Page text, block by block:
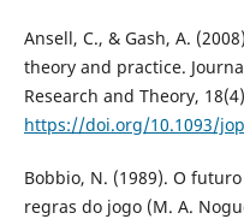
Ansell, C., & Gash, A.
theory and practice.
Research and Theory,
https://doi.org/10.1093/
Bobbio, N. (1989). O
regras do jogo (M. A.